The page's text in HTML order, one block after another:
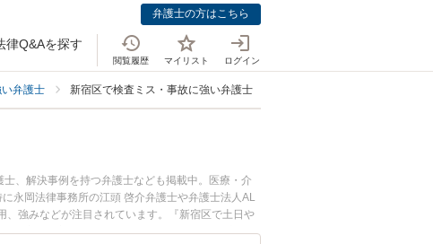
弁護士の方はこちら
律Q&Aを探す
閲覧履歴 マイリスト ログイン
弁護士 新宿区で検査ミス・事故に強い弁護士
、解決事例を持つ弁護士なども掲載中。医療・介
永岡法律事務所の江頭 啓介弁護士や弁護士法人AL
強みなどが注目されています。『新宿区で土日や
の実績豊富な近くの弁護士を検索したい』『初回相